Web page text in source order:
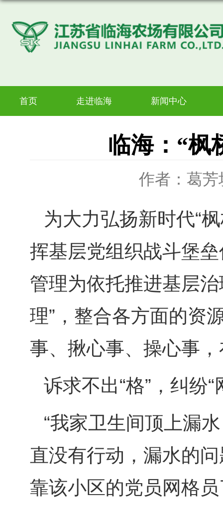
首页 走进临海 新闻中心
临海：“枫
作者：葛芳
为大力弘扬新时代“
挥基层党组织战斗堡
管理为依托推进基层治
理”，整合各方面的资
事、揪心事、操心事，
诉求不出“格”，纠纷“
“我家卫生间顶上漏
直没有行动，漏水的
靠该小区的党员网格